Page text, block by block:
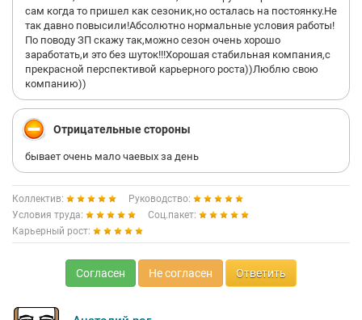
сам когда то пришел как сезоник,но осталась на постоянку.Не
так давно повысили!Абсолютно нормальные условия работы!
По поводу ЗП скажу так,можно сезон очень хорошо
заработать,и это без шуток!!!Хорошая стабильная компания,с
прекрасной перспективой карьерного роста))Люблю свою
компанию))
Отрицательные стороны
бывает очень мало чаевых за день
Коллектив:
Руководство:
Условия труда:
Соц.пакет:
Карьерный рост:
Согласен Не согласен Ответить